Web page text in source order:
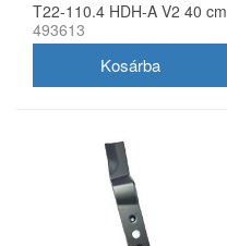
T22-110.4 HDH-A V2 40 cm
493613